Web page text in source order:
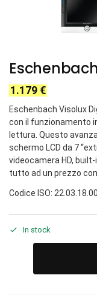
1.179 €
Eschenbach Visolux
con il funzionamento
lettura. Questo
schermo LCD da 7
videocamera HD,
tutto ad un prezzo
Codice ISO:
In stock